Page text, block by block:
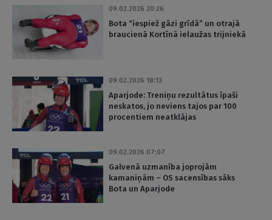
09.02.2026 20:26
Bota “iespiež gāzi grīdā” un otrajā
braucienā Kortīnā ielaužas trijniekā
09.02.2026 18:13
Aparjode: Treniņu rezultātus īpaši
neskatos, jo neviens tajos par 100
procentiem neatklājas
09.02.2026 07:07
Galvenā uzmanība joprojām
kamaniņām – OS sacensības sāks
Bota un Aparjode